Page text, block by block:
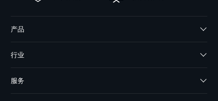
产品
行业
服务